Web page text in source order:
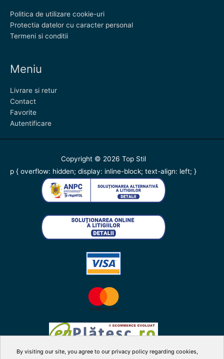
By visiting our site, you agree to our privacy policy regarding cookies,
Politica de utilizare cookie-uri
Protectia datelor cu caracter personal
Termeni si conditii
Meniu
Livrare si retur
Contact
Favorite
Autentificare
Copyright © 2026 Top Stil
p { overflow: hidden; display: inline-block; text-align: left; }